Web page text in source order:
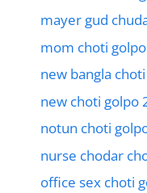
mayer gud
mom choti golpo
new bangla
new choti golpo
notun choti
nurse chodar
office sex choti